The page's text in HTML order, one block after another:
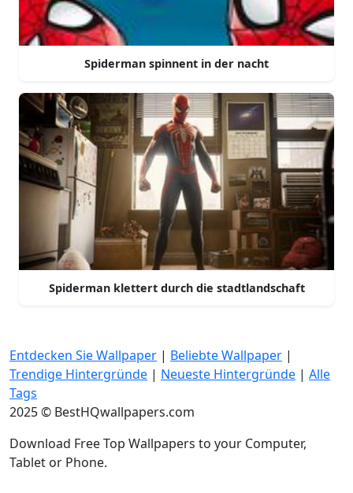
Spiderman spinnent in der nacht
Spiderman klettert durch die stadtlandschaft
Entdecken Sie Wallpaper | Beliebte Wallpaper |
Trendige Hintergründe | Neueste Hintergründe | Alle
Tags
2025 © BestHQwallpapers.com
Download Free Top Wallpapers to your Computer,
Tablet or Phone.